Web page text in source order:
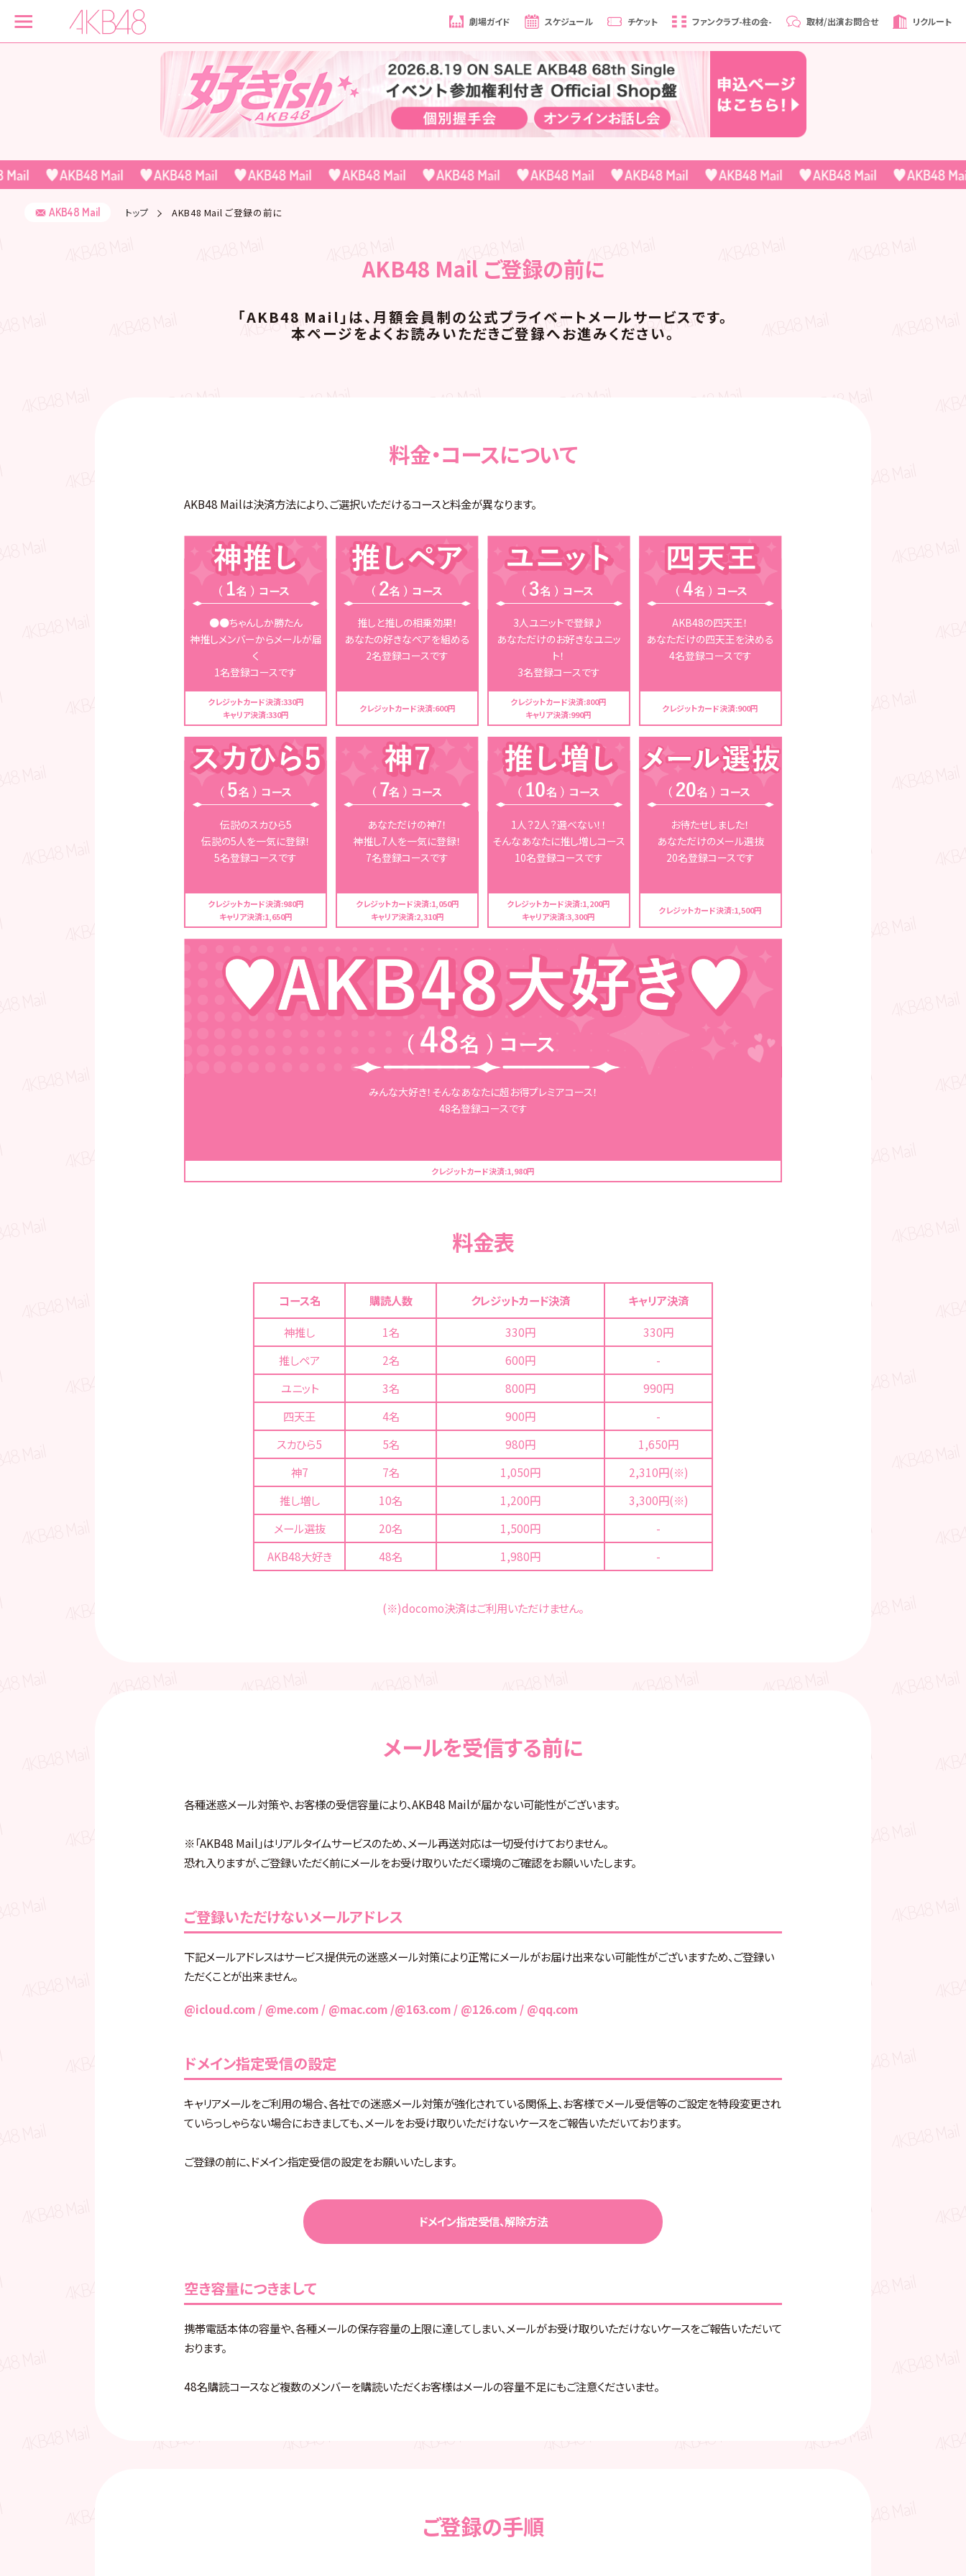
劇場ガイド スケジュール チケット ファンクラブ-柱の会- 取材/出演お問合せ リクルート
AKB48 Mail トップ AKB48 Mail ご登録の前に
AKB48 Mail ご登録の前に
「AKB48 Mail」は、月額会員制の公式プライベートメールサービスです。
本ページをよくお読みいただきご登録へお進みください。
料金・コースについて
AKB48 Mailは決済方法により、ご選択いただけるコースと料金が異なります。
●●ちゃんしか勝たん
神推しメンバーからメールが届
く
1名登録コースです
クレジットカード決済:330円
キャリア決済:330円
推しと推しの相乗効果！
あなたの好きなペアを組める
2名登録コースです
クレジットカード決済:600円
3人ユニットで登録♪
あなただけのお好きなユニッ
ト！
3名登録コースです
クレジットカード決済:800円
キャリア決済:990円
AKB48の四天王！
あなただけの四天王を決める
4名登録コースです
クレジットカード決済:900円
伝説のスカひら5
伝説の5人を一気に登録！
5名登録コースです
クレジットカード決済:980円
キャリア決済:1,650円
あなただけの神7！
神推し7人を一気に登録！
7名登録コースです
クレジットカード決済:1,050円
キャリア決済:2,310円
1人？2人？選べない！！
そんなあなたに推し増しコース
10名登録コースです
クレジットカード決済:1,200円
キャリア決済:3,300円
お待たせしました！
あなただけのメール選抜
20名登録コースです
クレジットカード決済:1,500円
みんな大好き！そんなあなたに超お得プレミアコース！
48名登録コースです
クレジットカード決済:1,980円
料金表
コース名 購読人数 クレジットカード決済
キャリア決済
神推し
1名 330円
330円
推しペア
2名 600円
-
ユニット
3名 800円
990円
四天王
4名 900円
-
スカひら5
5名 980円
1,650円
神7
7名 1,050円
2,310円(※)
推し増し
10名 1,200円
3,300円(※)
メール選抜
20名 1,500円
-
AKB48大好き
48名 1,980円 -
(※)docomo決済はご利用いただけません。
メールを受信する前に
各種迷惑メール対策や、お客様の受信容量により、AKB48 Mailが届かない可能性がございます。
※「AKB48 Mail」はリアルタイムサービスのため、メール再送対応は一切受付けておりません。
恐れ入りますが、ご登録いただく前にメールをお受け取りいただく環境のご確認をお願いいたします。
ご登録いただけないメールアドレス
下記メールアドレスはサービス提供元の迷惑メール対策により正常にメールがお届け出来ない可能性がございますため、ご登録い
ただくことが出来ません。
@icloud.com / @me.com / @mac.com /@163.com / @126.com / @qq.com
ドメイン指定受信の設定
キャリアメールをご利用の場合、各社での迷惑メール対策が強化されている関係上、お客様でメール受信等のご設定を特段変更され
ていらっしゃらない場合におきましても、メールをお受け取りいただけないケースをご報告いただいております。
ご登録の前に、ドメイン指定受信の設定をお願いいたします。
ドメイン指定受信、解除方法
空き容量につきまして
携帯電話本体の容量や、各種メールの保存容量の上限に達してしまい、メールがお受け取りいただけないケースをご報告いただいて
おります。
48名購読コースなど複数のメンバーを購読いただくお客様はメールの容量不足にもご注意くださいませ。
ご登録の手順